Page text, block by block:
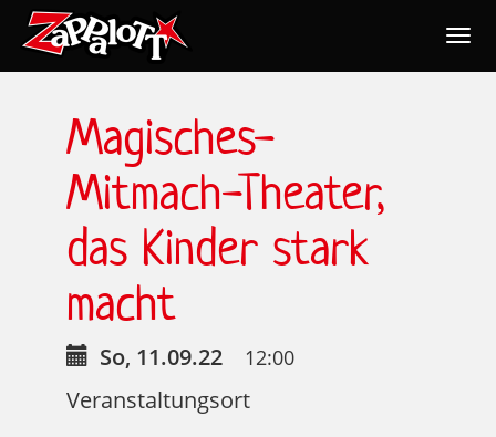
Magisches-
Mitmach-Theater,
das Kinder stark
macht
So, 11.09.22 12:00
Veranstaltungsort